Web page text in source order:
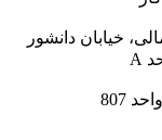
خیابان دانشور